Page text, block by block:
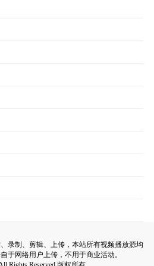
录制、剪辑、上传，本站所有视频播放源均
于网络用户上传，不用于商业活动。